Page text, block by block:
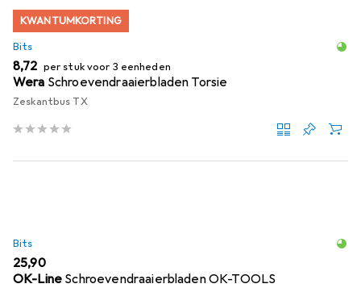
KWANTUMKORTING
Bits
EUR
8,72 per stuk voor 3 eenheden
Wera Schroevendraaierbladen Torsie
Zeskantbus TX
Bits
EUR
25,90
OK-Line Schroevendraaierbladen OK-TOOLS